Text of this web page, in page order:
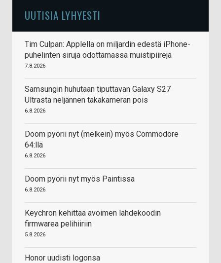
UUTISIA LYHYESTI
Tim Culpan: Applella on miljardin edestä iPhone-
puhelinten siruja odottamassa muistipiirejä
7.8.2026
Samsungin huhutaan tiputtavan Galaxy S27
Ultrasta neljännen takakameran pois
6.8.2026
Doom pyörii nyt (melkein) myös Commodore
64:llä
6.8.2026
Doom pyörii nyt myös Paintissa
6.8.2026
Keychron kehittää avoimen lähdekoodin
firmwarea pelihiiriin
5.8.2026
Honor uudisti logonsa